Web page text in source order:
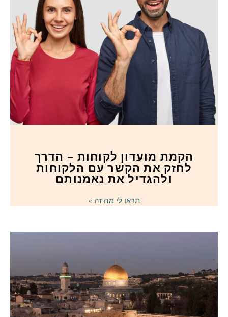
הקמת מועדון לקוחות – הדרך
לחזק את הקשר עם הלקוחות
ולהגדיל את נאמנותם
תראו לי מה זה »